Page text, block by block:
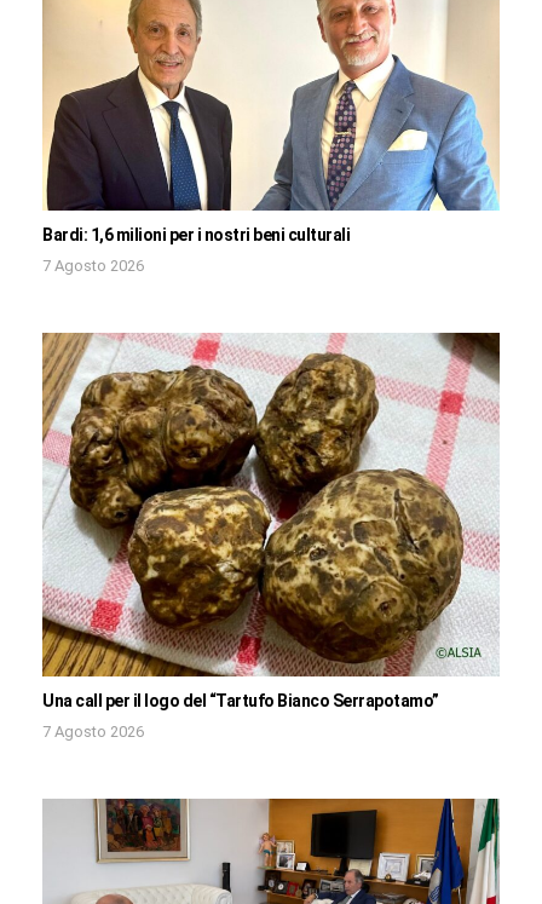
Bardi: 1,6 milioni per i nostri beni culturali
7 Agosto 2026
Una call per il logo del “Tartufo Bianco Serrapotamo”
7 Agosto 2026